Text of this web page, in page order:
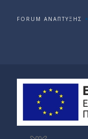
FORUM ΑΝΑΠΤΥΞΗΣ